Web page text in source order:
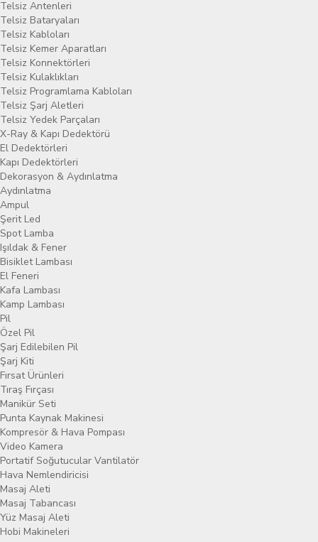
Telsiz Antenleri
Telsiz Bataryaları
Telsiz Kabloları
Telsiz Kemer Aparatları
Telsiz Konnektörleri
Telsiz Kulaklıkları
Telsiz Programlama Kabloları
Telsiz Şarj Aletleri
Telsiz Yedek Parçaları
X-Ray & Kapı Dedektörü
El Dedektörleri
Kapı Dedektörleri
Dekorasyon & Aydınlatma
Aydınlatma
Ampul
Şerit Led
Spot Lamba
Işıldak & Fener
Bisiklet Lambası
El Feneri
Kafa Lambası
Kamp Lambası
Pil
Özel Pil
Şarj Edilebilen Pil
Şarj Kiti
Fırsat Ürünleri
Tıraş Fırçası
Manikür Seti
Punta Kaynak Makinesi
Kompresör & Hava Pompası
Video Kamera
Portatif Soğutucular Vantilatör
Hava Nemlendiricisi
Masaj Aleti
Masaj Tabancası
Yüz Masaj Aleti
Hobi Makineleri